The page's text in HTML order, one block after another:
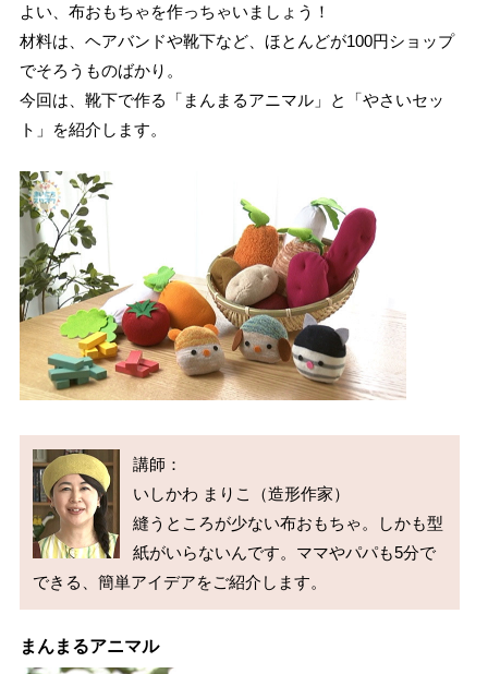
よい、布おもちゃを作っちゃいましょう！
材料は、ヘアバンドや靴下など、ほとんどが100円ショップ
でそろうものばかり。
今回は、靴下で作る「まんまるアニマル」と「やさいセッ
ト」を紹介します。
講師：
いしかわ まりこ（造形作家）
縫うところが少ない布おもちゃ。しかも型
紙がいらないんです。ママやパパも5分で
まんまるアニマル